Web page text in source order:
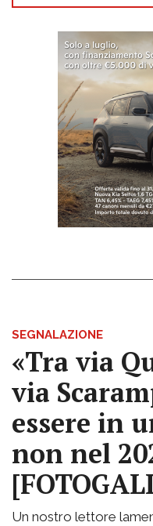
SEGNALAZIONE
«Tra via
via
essere in
non nel
Un nostro lettore